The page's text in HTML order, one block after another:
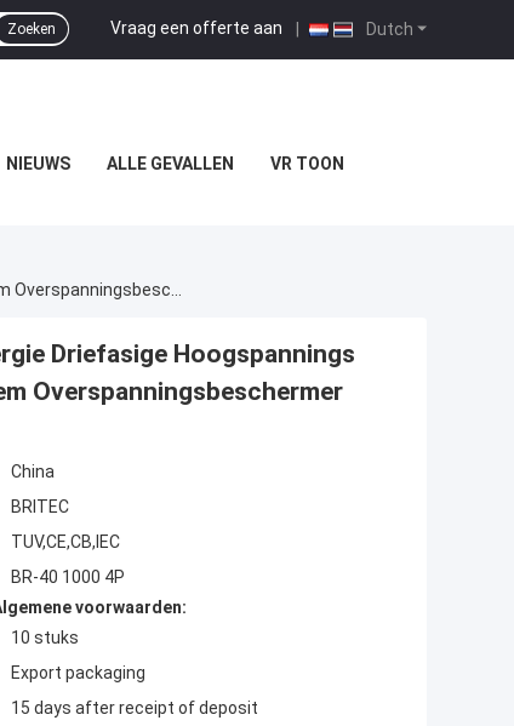
Dutch
Vraag een offerte aan |
Zoeken
NIEUWS ALLE GEVALLEN VR TOON
Driefasige Hoogspannings
Overspanningsbeschermer
China
BRITEC
TUV,CE,CB,IEC
BR-40 1000 4P
voorwaarden:
10 stuks
Export packaging
15 days after receipt of deposit